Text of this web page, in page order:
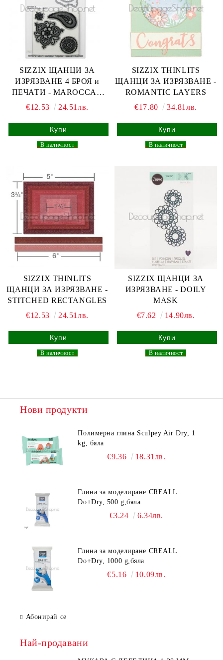
SIZZIX ЩАНЦИ ЗА
ИЗРЯЗВАНЕ 4 БРОЯ и
ПЕЧАТИ - MAROCCAN
FLOWERS
€12.53 24.51лв.
В наличност
SIZZIX THINLITS
ЩАНЦИ ЗА ИЗРЯЗВАНЕ -
ROMANTIC LAYERS
€17.80
34.81лв.
В наличност
SIZZIX THINLITS
ЩАНЦИ ЗА ИЗРЯЗВАНЕ -
STITCHED RECTANGLES
€12.53
24.51лв.
В наличност
SIZZIX ЩАНЦИ ЗА
ИЗРЯЗВАНЕ - DOILY
MASK
€7.62
14.90лв.
В наличност
Нови продукти
Полимерна глина Sculpey Air Dry, 1
kg, бяла
€9.36 18.31лв.
Глина за моделиране CREALL
Do+Dry, 500 g,бяла
€3.24 6.34лв.
Глина за моделиране CREALL
Do+Dry, 1000 g,бяла
€5.16 10.09лв.
Абонирай се
Най-продавани